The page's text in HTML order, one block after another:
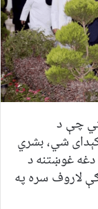
چې د
شي، بشري
غوښتنه د
لاروف سره په